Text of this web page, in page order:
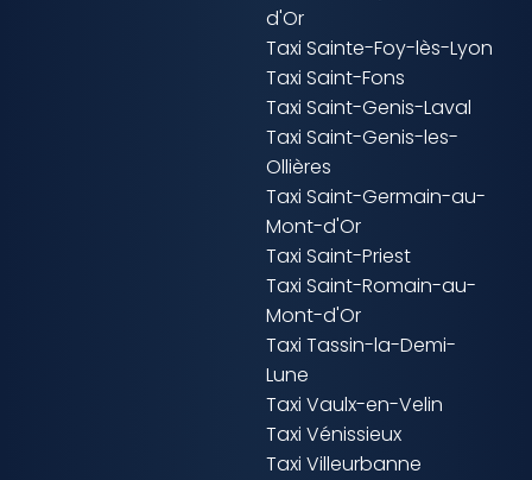
d'Or
Taxi Sainte-Foy-lès-Lyon
Taxi Saint-Fons
Taxi Saint-Genis-Laval
Taxi Saint-Genis-les-
Ollières
Taxi Saint-Germain-au-
Mont-d'Or
Taxi Saint-Priest
Taxi Saint-Romain-au-
Mont-d'Or
Taxi Tassin-la-Demi-
Lune
Taxi Vaulx-en-Velin
Taxi Vénissieux
Taxi Villeurbanne